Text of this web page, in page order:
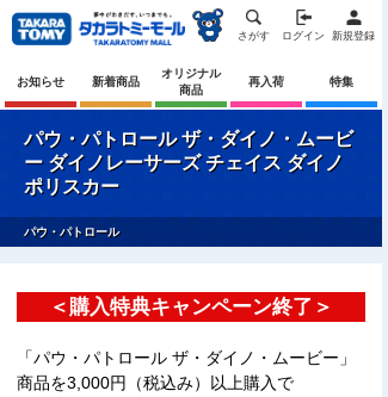
さがす ログイン 新規登録
お知らせ 新着商品
オリジナル
商品
再入荷 特集
パウ・パトロール ザ・ダイノ・ムービ
ー ダイノレーサーズ チェイス ダイノ
ポリスカー
パウ・パトロール
＜購入特典キャンペーン終了＞
「パウ・パトロール ザ・ダイノ・ムービー」
商品を3,000円（税込み）以上購入で